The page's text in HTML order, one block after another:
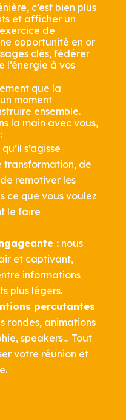
c’est bien plus
et afficher un
de
opportunité en or
clés, fédérer
l’énergie à vos
que la
moment
ensemble.
la main avec vous,
qu’il s’agisse
transformation, de
remotiver les
ce que vous voulez
le faire
:nous
et captivant,
informations
plus légers.
percutantes
rondes, animations
speakers… Tout
votre réunion et